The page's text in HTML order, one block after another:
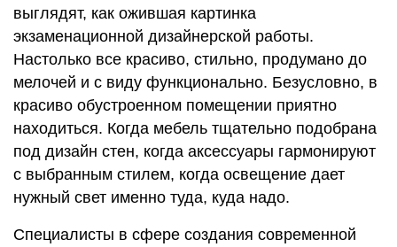
выглядят, как ожившая картинка
экзаменационной дизайнерской работы.
Настолько все красиво, стильно, продумано до
мелочей и с виду функционально. Безусловно, в
красиво обустроенном помещении приятно
находиться. Когда мебель тщательно подобрана
под дизайн стен, когда аксессуары гармонируют
с выбранным стилем, когда освещение дает
нужный свет именно туда, куда надо.
Специалисты в сфере создания современной